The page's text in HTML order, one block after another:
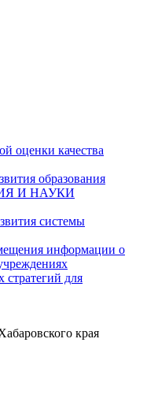
края